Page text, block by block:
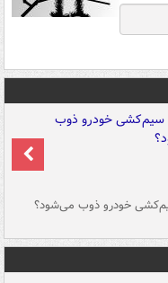
خودرو ذوب می‌شود؟